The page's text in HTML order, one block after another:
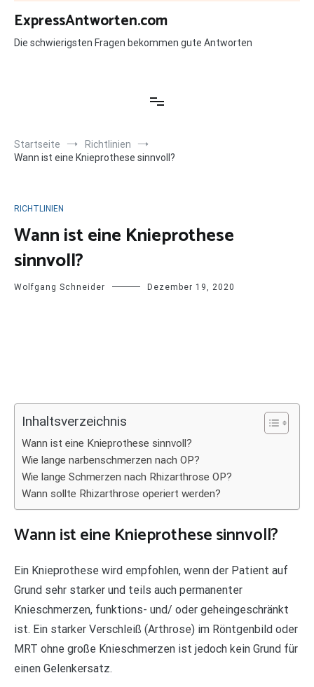
Zum
Inhalt
springen
ExpressAntworten.com
Die schwierigsten Fragen bekommen gute Antworten
Startseite
Richtlinien
Wann ist eine Knieprothese sinnvoll?
RICHTLINIEN
Wann ist eine Knieprothese
sinnvoll?
Wolfgang Schneider Dezember 19, 2020
Inhaltsverzeichnis
Wann ist eine Knieprothese sinnvoll?
Wie lange narbenschmerzen nach OP?
Wie lange Schmerzen nach Rhizarthrose OP?
Wann sollte Rhizarthrose operiert werden?
Wann ist eine Knieprothese sinnvoll?
Ein Knieprothese wird empfohlen, wenn der Patient auf
Grund sehr starker und teils auch permanenter
Knieschmerzen, funktions- und/ oder geheingeschränkt
ist. Ein starker Verschleiß (Arthrose) im Röntgenbild oder
MRT ohne große Knieschmerzen ist jedoch kein Grund für
einen Gelenkersatz.